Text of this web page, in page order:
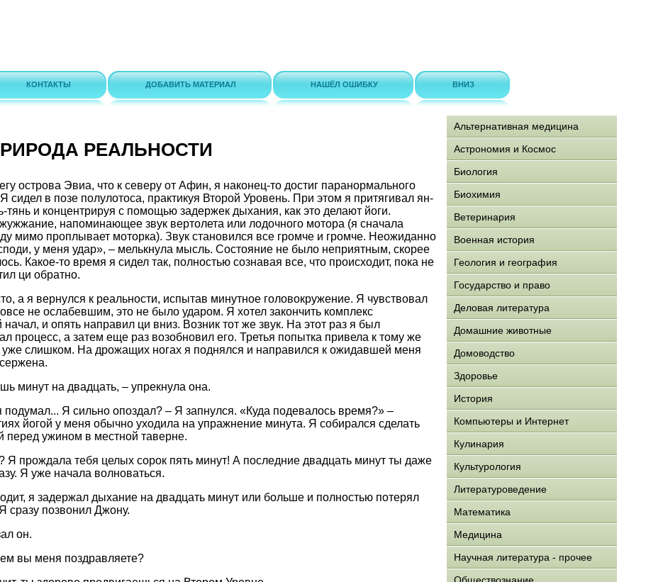
КОНТАКТЫ ДОБАВИТЬ МАТЕРИАЛ НАШЁЛ ОШИБКУ ВНИЗ
РЕАЛЬНОСТИ
острова Эвиа, что к северу от Афин, я наконец-то достиг паранормального
сидел в позе полулотоса, практикуя Второй Уровень. При этом я притягивал ян-
тянь и концентрируя с помощью задержек дыхания, как это делают йоги.
напоминающее звук вертолета или лодочного мотора (я сначала
мимо проплывает моторка). Звук становился все громче и громче. Неожиданно
у меня удар», – мелькнула мысль. Состояние не было неприятным, скорее
Какое-то время я сидел так, полностью сознавая все, что происходит, пока не
ци обратно.
а я вернулся к реальности, испытав минутное головокружение. Я чувствовал
не ослабевшим, это не было ударом. Я хотел закончить комплекс
и опять направил ци вниз. Возник тот же звук. На этот раз я был
процесс, а затем еще раз возобновил его. Третья попытка привела к тому же
уже слишком. На дрожащих ногах я поднялся и направился к ожидавшей меня
минут на двадцать, – упрекнула она.
подумал... Я сильно опоздал? – Я запнулся. «Куда подевалось время?» –
йогой у меня обычно уходила на упражнение минута. Я собирался сделать
перед ужином в местной таверне.
Я прождала тебя целых сорок пять минут! А последние двадцать минут ты даже
Я уже начала волноваться.
я задержал дыхание на двадцать минут или больше и полностью потерял
позвонил Джону.
он.
вы меня поздравляете?
Альтернативная медицина
Астрономия и Космос
Биология
Биохимия
Ветеринария
Военная история
Геология и география
Государство и право
Деловая литература
Домашние животные
Домоводство
Здоровье
История
Компьютеры и Интернет
Кулинария
Культурология
Литературоведение
Математика
Медицина
Научная литература - прочее